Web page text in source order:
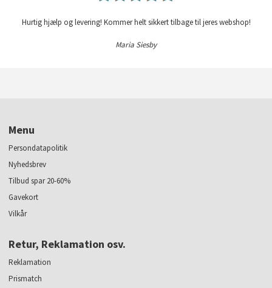
Hurtig hjælp og levering! Kommer helt sikkert tilbage til jeres webshop!
Maria Siesby
Menu
Persondatapolitik
Nyhedsbrev
Tilbud spar 20-60%
Gavekort
Vilkår
Retur, Reklamation osv.
Reklamation
Prismatch